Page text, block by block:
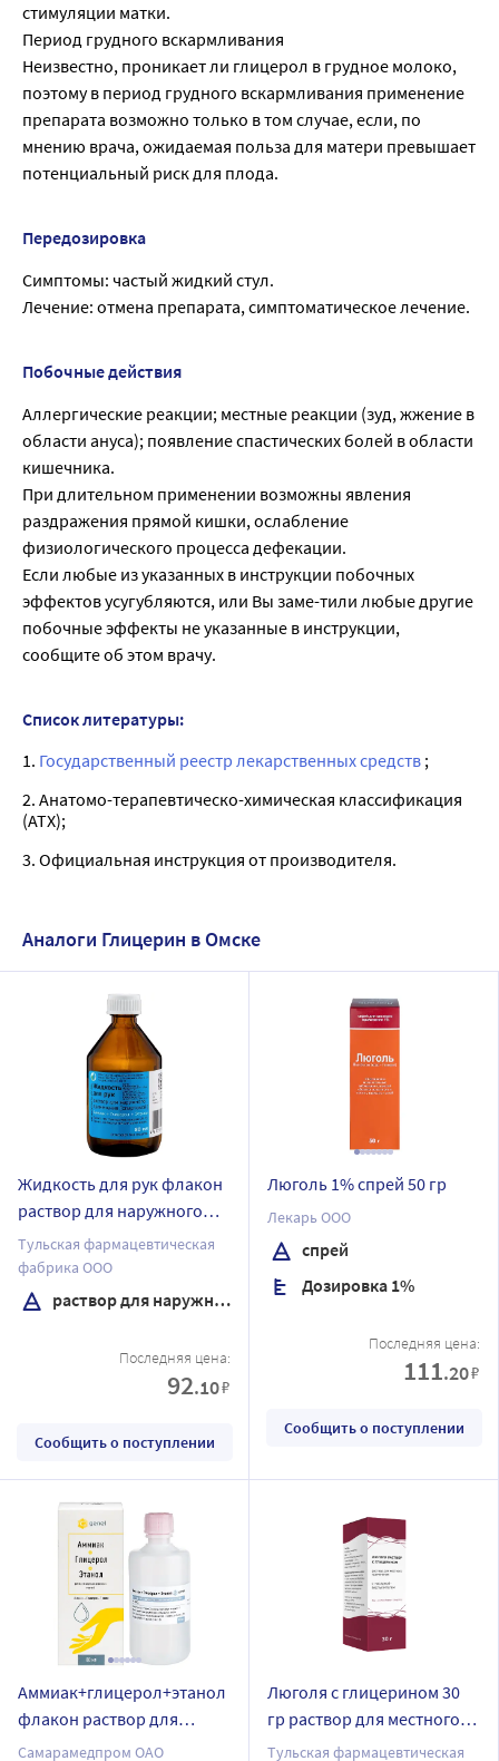
стимуляции матки.
Период грудного вскармливания
Неизвестно, проникает ли глицерол в грудное молоко,
поэтому в период грудного вскармливания применение
препарата возможно только в том случае, если, по
мнению врача, ожидаемая польза для матери превышает
потенциальный риск для плода.
Передозировка
Симптомы: частый жидкий стул.
Лечение: отмена препарата, симптоматическое лечение.
Побочные действия
Аллергические реакции; местные реакции (зуд, жжение в
области ануса); появление спастических болей в области
кишечника.
При длительном применении возможны явления
раздражения прямой кишки, ослабление
физиологического процесса дефекации.
Если любые из указанных в инструкции побочных
эффектов усугубляются, или Вы заме-тили любые другие
побочные эффекты не указанные в инструкции,
сообщите об этом врачу.
Список литературы:
1. Государственный реестр лекарственных средств ;
2. Анатомо-терапевтическо-химическая классификация
(ATX);
3. Официальная инструкция от производителя.
Аналоги Глицерин в Омске
Жидкость для рук флакон
раствор для наружного
применения спиртовой 80
мл
Тульская фармацевтическая
фабрика ООО
раствор для наружного применения спиртовой
Последняя цена:
92.10₽
Сообщить о поступлении
Люголь 1% спрей 50 гр
Лекарь ООО
спрей
Дозировка 1%
Последняя цена:
111.20₽
Сообщить о поступлении
Аммиак+глицерол+этанол
флакон раствор для
наружного применения
Самарамедпром ОАО
Люголя с глицерином 30
гр раствор для местного
применения
Тульская фармацевтическая